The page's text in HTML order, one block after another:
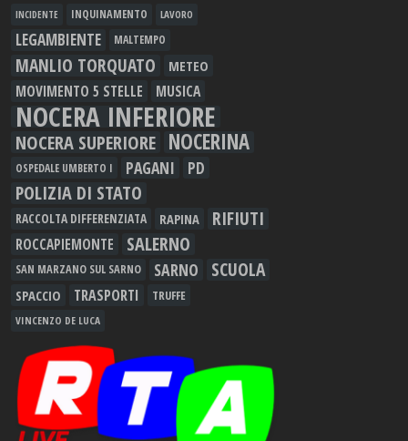
INCIDENTE INQUINAMENTO LAVORO
LEGAMBIENTE MALTEMPO
MANLIO TORQUATO METEO
MOVIMENTO 5 STELLE MUSICA
NOCERA INFERIORE
NOCERA SUPERIORE NOCERINA
OSPEDALE UMBERTO I PAGANI PD
POLIZIA DI STATO
RACCOLTA DIFFERENZIATA RAPINA RIFIUTI
ROCCAPIEMONTE SALERNO
SAN MARZANO SUL SARNO SARNO SCUOLA
SPACCIO TRASPORTI TRUFFE
VINCENZO DE LUCA